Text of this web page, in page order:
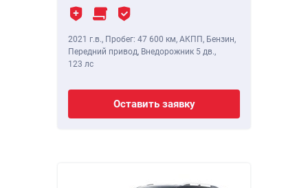
2021 г.в., Пробег: 47 600 км, АКПП, Бензин,
Передний привод, Внедорожник 5 дв.,
123 лс
Оставить заявку